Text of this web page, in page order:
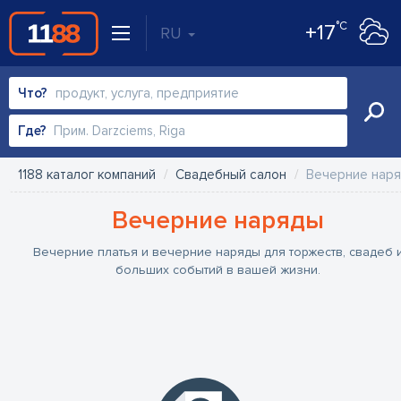
RU +17°C
Что?
Где?
1188 каталог компаний Свадебный салон Вечерние
Вечерние наряды
Вечерние платья и вечерние наряды для торжеств, свадеб
больших событий в вашей жизни.